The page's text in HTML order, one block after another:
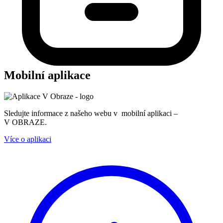
Mobilní aplikace
Sledujte informace z našeho webu v mobilní aplikaci –
V OBRAZE.
Více o aplikaci